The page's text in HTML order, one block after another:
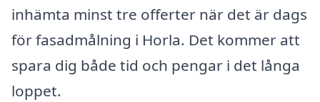
inhämta minst tre offerter när det är dags
för fasadmålning i Horla. Det kommer att
spara dig både tid och pengar i det långa
loppet.